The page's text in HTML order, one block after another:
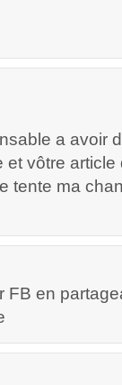
a avoir
et vôtre
tente ma
FB en